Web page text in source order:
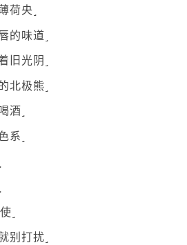
荷央˼
的味道˼
旧光阴˼
北极熊˼
酒˼
系˼
˼
别打扰˼